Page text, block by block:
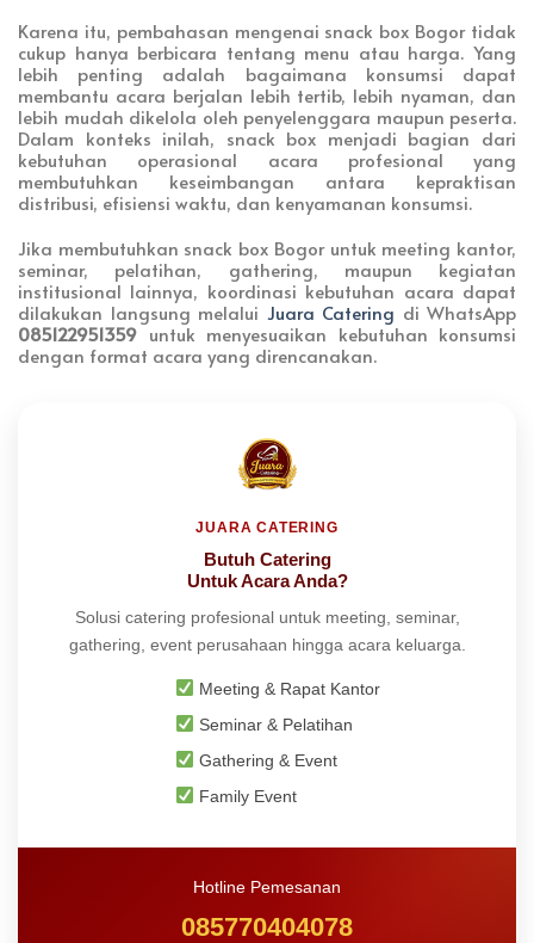
Karena itu, pembahasan mengenai snack box Bogor tidak
cukup hanya berbicara tentang menu atau harga. Yang
lebih penting adalah bagaimana konsumsi dapat
membantu acara berjalan lebih tertib, lebih nyaman, dan
lebih mudah dikelola oleh penyelenggara maupun peserta.
Dalam konteks inilah, snack box menjadi bagian dari
kebutuhan operasional acara profesional yang
membutuhkan keseimbangan antara kepraktisan
distribusi, efisiensi waktu, dan kenyamanan konsumsi.
Jika membutuhkan snack box Bogor untuk meeting kantor,
seminar, pelatihan, gathering, maupun kegiatan
institusional lainnya, koordinasi kebutuhan acara dapat
dilakukan langsung melalui Juara Catering di WhatsApp
085122951359 untuk menyesuaikan kebutuhan konsumsi
dengan format acara yang direncanakan.
JUARA CATERING
Butuh Catering
Untuk Acara Anda?
Solusi catering profesional untuk meeting, seminar,
gathering, event perusahaan hingga acara keluarga.
Meeting & Rapat Kantor
Seminar & Pelatihan
Gathering & Event
Family Event
Hotline Pemesanan
085770404078